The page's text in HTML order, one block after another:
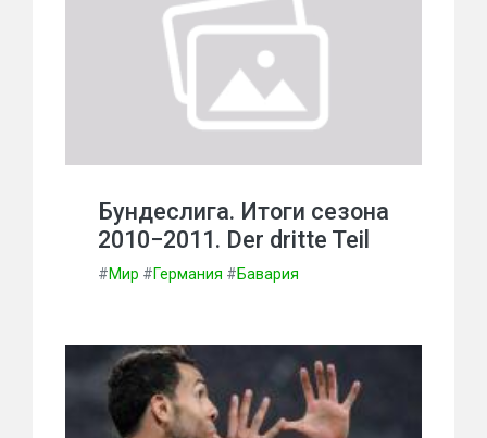
Бундеслига. Итоги сезона
2010−2011. Der dritte Teil
#Мир #Германия #Бавария